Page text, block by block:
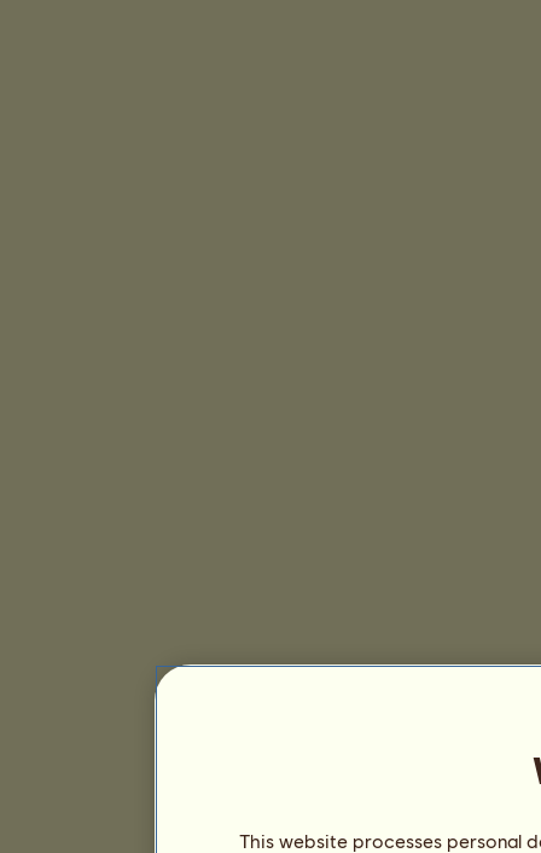
This website processes personal